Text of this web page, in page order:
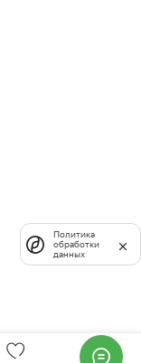
Политика
обработки
данных